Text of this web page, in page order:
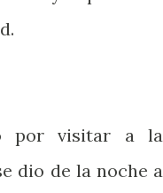
por visitar a la
dio de la noche a